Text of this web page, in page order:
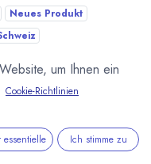
Neues Produkt
um Ihnen ein
Cookie-Richtlinien
essentielle Ich stimme zu